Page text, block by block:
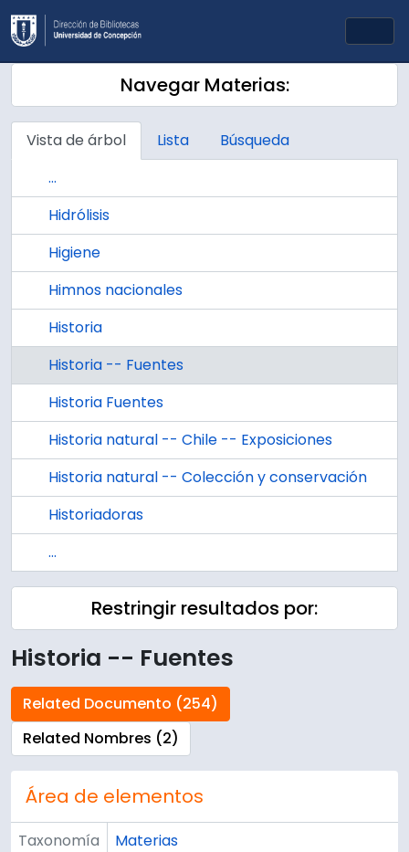
Skip to main content
Navegar Materias:
Vista de árbol Lista
Búsqueda
...
Hidrólisis
Higiene
Himnos nacionales
Historia
Historia -- Fuentes
Historia Fuentes
Historia natural -- Chile -- Exposiciones
Historia natural -- Colección y conservación
Historiadoras
...
Restringir resultados por:
Historia -- Fuentes
Related Documento (254)
Related Nombres (2)
Área de elementos
Taxonomía Materias